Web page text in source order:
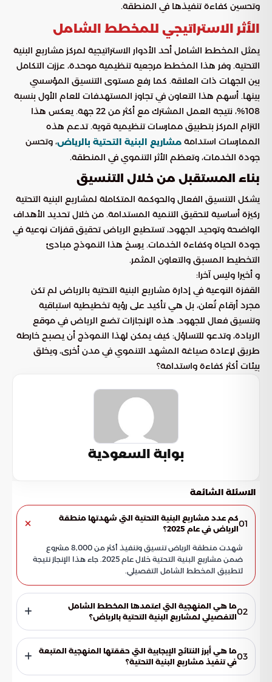
وتحسين كفاءة تنفيذها في المنطقة.
الأثر الاستراتيجي للمخطط الشامل
يمثل المخطط الشامل أحد الأدوار الاستراتيجية لمركز مشاريع البنية
التحتية. وفر هذا المخطط مرجعية تنظيمية موحدة، عززت التكامل
بين الجهات ذات العلاقة. كما رفع مستوى التنسيق المؤسسي
بينها. أسهم هذا التعاون في تجاوز المستهدفات للعام الأول بنسبة
108%، نتيجة العمل المشترك مع أكثر من 22 جهة. يعكس هذا
التزام المركز بتطبيق ممارسات تنظيمية قوية. تدعم هذه
الممارسات استدامة مشاريع البنية التحتية بالرياض، وتحسن
جودة الخدمات، وتعظم الأثر التنموي في المنطقة.
بناء المستقبل من خلال التنسيق
يشكل التنسيق الفعال والحوكمة المتكاملة لمشاريع البنية التحتية
ركيزة أساسية لتحقيق التنمية المستدامة. من خلال تحديد الأهداف
الواضحة وتوحيد الجهود، تستطيع الرياض تحقيق قفزات نوعية في
جودة الحياة وكفاءة الخدمات. يرسخ هذا النموذج مبادئ
التخطيط المسبق والتعاون المثمر.
و أخيرا وليس آخرا:
القفزة النوعية في إدارة مشاريع البنية التحتية بالرياض لم تكن
مجرد أرقام تُعلن، بل هي تأكيد على رؤية تخطيطية استباقية
وتنسيق فعال للجهود. هذه الإنجازات تضع الرياض في موقع
الريادة، وتدعو للتساؤل: كيف يمكن لهذا النموذج أن يصبح خارطة
طريق لإعادة صياغة المشهد التنموي في مدن أخرى، ويخلق
بيئات أكثر كفاءة واستدامة؟
بوابة السعودية
الاسئلة الشائعة
01كم عدد مشاريع البنية التحتية التي شهدتها منطقة
الرياض في عام 2025؟
شهدت منطقة الرياض تنسيق وتنفيذ أكثر من 8,000 مشروع
ضمن مشاريع البنية التحتية خلال عام 2025. جاء هذا الإنجاز نتيجة
لتطبيق المخطط الشامل التفصيلي.
02ما هي المنهجية التي اعتمدها المخطط الشامل
التفصيلي لمشاريع البنية التحتية بالرياض؟
اعتمد المخطط الشامل التفصيلي على منهجية تخطيط مكاني
وزمني متكاملة. ساهمت هذه المنهجية في توحيد الجهود، ورفعت
كفاءة التخطيط والتنفيذ، كما قللت من التعارضات بين المشاريع
المختلفة.
03ما هي أبرز النتائج الإيجابية التي حققتها المنهجية المتبعة
في تنفيذ مشاريع البنية التحتية؟